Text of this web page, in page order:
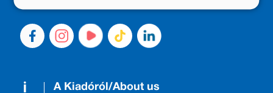
A Kiadóról/About us